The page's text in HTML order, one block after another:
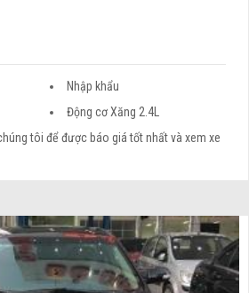
Nhập khẩu
Động cơ Xăng 2.4L
tôi để được báo giá tốt nhất và xem xe